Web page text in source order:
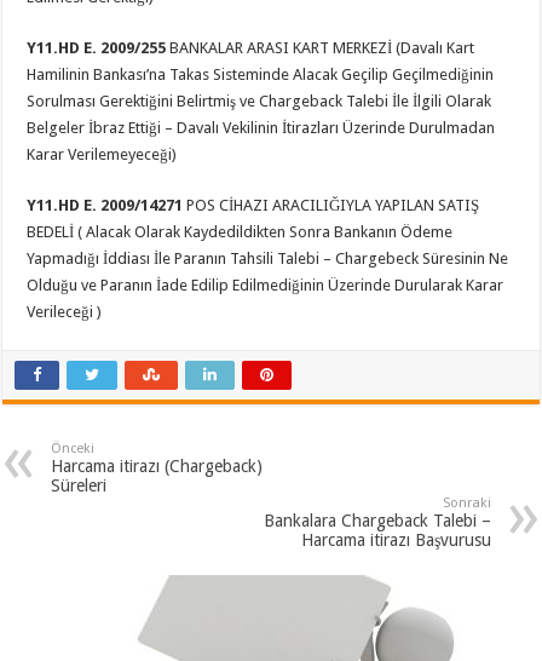
Y11.HD E. 2009/255 BANKALAR ARASI KART MERKEZİ (Davalı Kart
Hamilinin Bankası’na Takas Sisteminde Alacak Geçilip Geçilmediğinin
Sorulması Gerektiğini Belirtmiş ve Chargeback Talebi İle İlgili Olarak
Belgeler İbraz Ettiği – Davalı Vekilinin İtirazları Üzerinde Durulmadan
Karar Verilemeyeceği)
Y11.HD E. 2009/14271 POS CİHAZI ARACILIĞIYLA YAPILAN SATIŞ
BEDELİ ( Alacak Olarak Kaydedildikten Sonra Bankanın Ödeme
Yapmadığı İddiası İle Paranın Tahsili Talebi – Chargebeck Süresinin Ne
Olduğu ve Paranın İade Edilip Edilmediğinin Üzerinde Durularak Karar
Verileceği )
Önceki
Harcama itirazı (Chargeback)
Süreleri
Sonraki
Bankalara Chargeback Talebi –
Harcama itirazı Başvurusu